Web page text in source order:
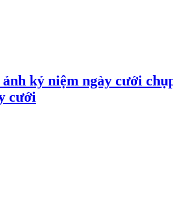
kỷ niệm ngày cưới
cưới